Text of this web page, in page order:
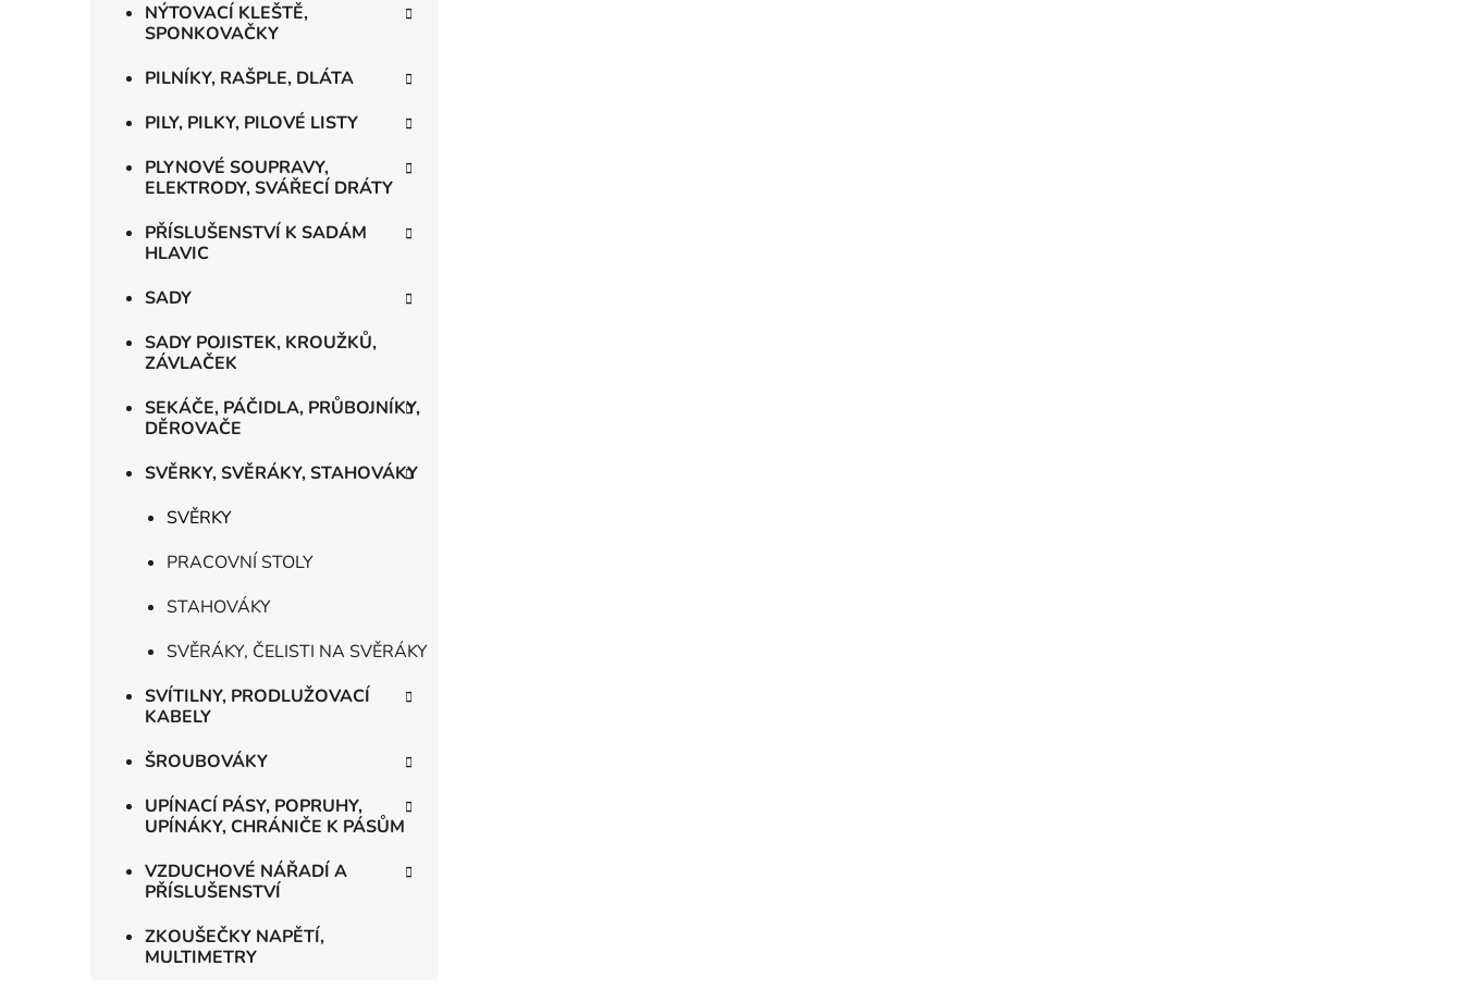
NÝTOVACÍ KLEŠTĚ,
SPONKOVAČKY
PILNÍKY, RAŠPLE, DLÁTA
PILY, PILKY, PILOVÉ LISTY
PLYNOVÉ SOUPRAVY,
ELEKTRODY, SVÁŘECÍ DRÁTY
PŘÍSLUŠENSTVÍ K SADÁM
HLAVIC
SADY
SADY POJISTEK, KROUŽKŮ,
ZÁVLAČEK
SEKÁČE, PÁČIDLA, PRŮBOJNÍKY,
DĚROVAČE
SVĚRKY, SVĚRÁKY, STAHOVÁKY
SVĚRKY
PRACOVNÍ STOLY
STAHOVÁKY
SVĚRÁKY, ČELISTI NA SVĚRÁKY
SVÍTILNY, PRODLUŽOVACÍ
KABELY
ŠROUBOVÁKY
UPÍNACÍ PÁSY, POPRUHY,
UPÍNÁKY, CHRÁNIČE K PÁSŮM
VZDUCHOVÉ NÁŘADÍ A
PŘÍSLUŠENSTVÍ
ZKOUŠEČKY NAPĚTÍ,
MULTIMETRY